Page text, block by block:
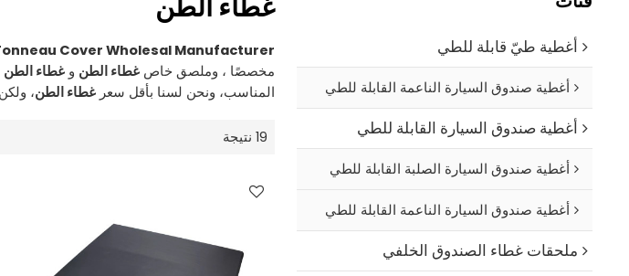
Cover Wholesal Manufacturer
مخصصًا ، وملصق خاص غطاء الطن و غطاء الطن
المناسب، ونحن لسنا بأقل سعر غطاء الطن،
19 نتيجة
أغطية طيّ قابلة للطي
أغطية صندوق السيارة الناعمة القابلة للطي
أغطية صندوق السيارة القابلة للطي
أغطية صندوق السيارة الصلبة القابلة للطي
أغطية صندوق السيارة الناعمة القابلة للطي
ملحقات غطاء الصندوق الخلفي